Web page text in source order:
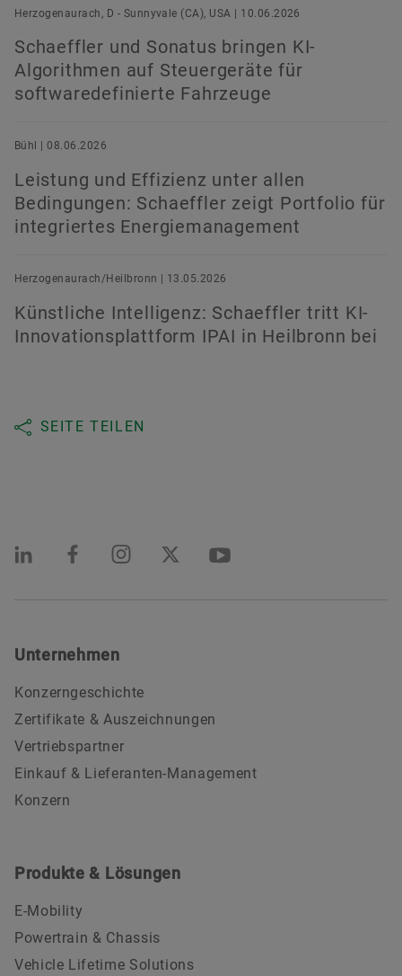
Herzogenaurach, D - Sunnyvale (CA), USA | 10.06.2026
Schaeffler und Sonatus bringen KI-
Algorithmen auf Steuergeräte für
softwaredefinierte Fahrzeuge
Bühl | 08.06.2026
Leistung und Effizienz unter allen
Bedingungen: Schaeffler zeigt Portfolio für
integriertes Energiemanagement
Herzogenaurach/Heilbronn | 13.05.2026
Künstliche Intelligenz: Schaeffler tritt KI-
Innovationsplattform IPAI in Heilbronn bei
SEITE TEILEN
Unternehmen
Konzerngeschichte
Zertifikate & Auszeichnungen
Vertriebspartner
Einkauf & Lieferanten-Management
Konzern
Produkte & Lösungen
E-Mobility
Powertrain & Chassis
Vehicle Lifetime Solutions